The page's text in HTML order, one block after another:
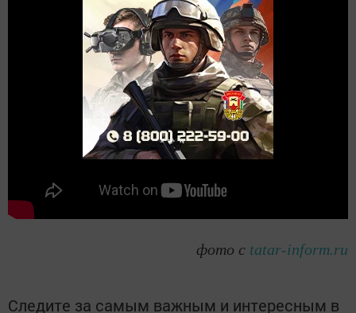
фото с tatar-inform.ru
Следите за самым важным и интересным в